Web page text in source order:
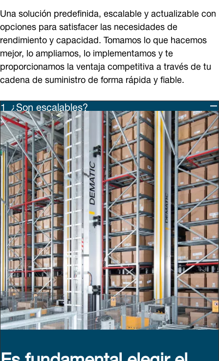
Una solución predefinida, escalable y actualizable con
opciones para satisfacer las necesidades de
rendimiento y capacidad. Tomamos lo que hacemos
mejor, lo ampliamos, lo implementamos y te
proporcionamos la ventaja competitiva a través de tu
cadena de suministro de forma rápida y fiable.
¿Son escalables?